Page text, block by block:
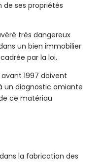
de ses propriétés
très dangereux
un bien immobilier
par la loi.
1997 doivent
un diagnostic amiante
ce matériau
la fabrication des